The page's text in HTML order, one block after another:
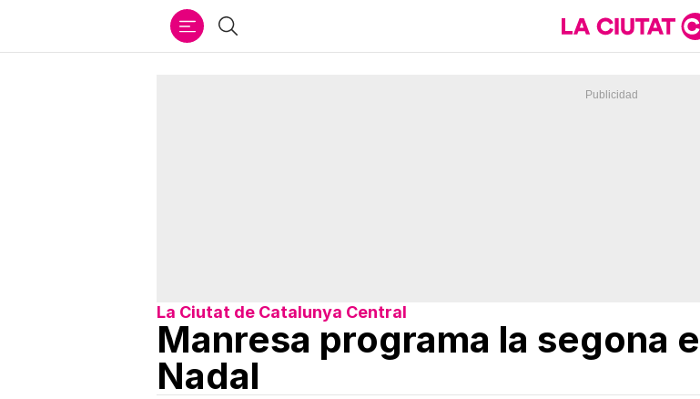
Cercar
La Ciutat de Catalunya Central
Manresa programa la segona
Nadal